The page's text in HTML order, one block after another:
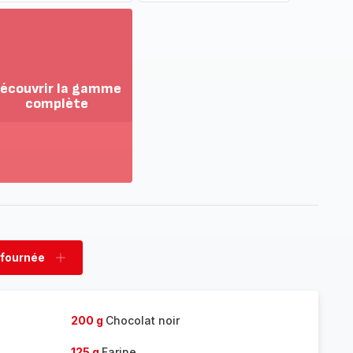
la gamme
complète
fournée
Ajouter
200 g Chocolat noir